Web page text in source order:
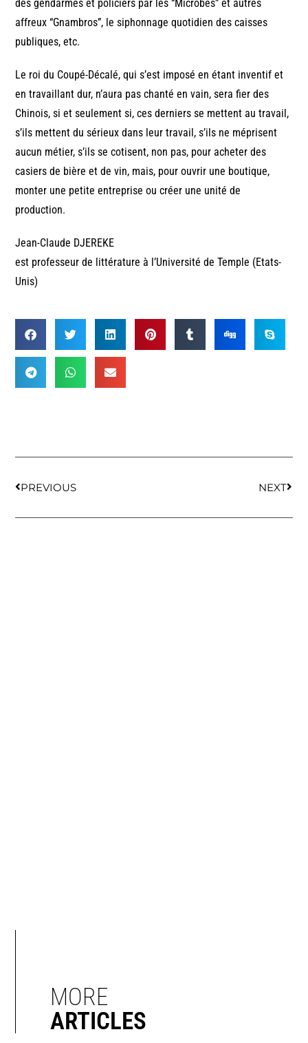
des gendarmes et policiers par les “Microbes” et autres
affreux “Gnambros”, le siphonnage quotidien des caisses
publiques, etc.
Le roi du Coupé-Décalé, qui s’est imposé en étant inventif et
en travaillant dur, n’aura pas chanté en vain, sera fier des
Chinois, si et seulement si, ces derniers se mettent au travail,
s’ils mettent du sérieux dans leur travail, s’ils ne méprisent
aucun métier, s’ils se cotisent, non pas, pour acheter des
casiers de bière et de vin, mais, pour ouvrir une boutique,
monter une petite entreprise ou créer une unité de
production.
Jean-Claude DJEREKE
est professeur de littérature à l’Université de Temple (Etats-
Unis)
PREVIOUS NEXT
MORE
ARTICLES